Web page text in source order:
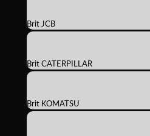
Brit JCB
Brit CATERPILLAR
Brit KOMATSU